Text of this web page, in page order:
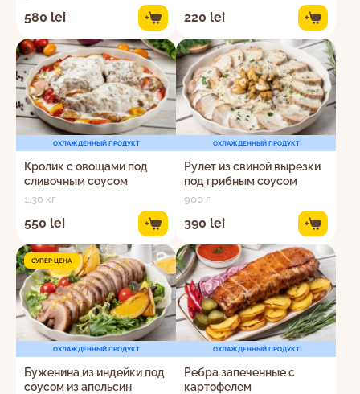
580 lei + 220 lei +
ОХЛАЖДЕННЫЙ ПРОДУКТ
Кролик с овощами под
сливочным соусом
1.30 кг
550 lei +
ОХЛАЖДЕННЫЙ ПРОДУКТ
Рулет из свиной вырезки
под грибным соусом
900 г
390 lei +
СУПЕР ЦЕНА
ОХЛАЖДЕННЫЙ ПРОДУКТ
Буженина из индейки под
соусом из апельсин
ОХЛАЖДЕННЫЙ ПРОДУКТ
Ребра запеченные с
картофелем